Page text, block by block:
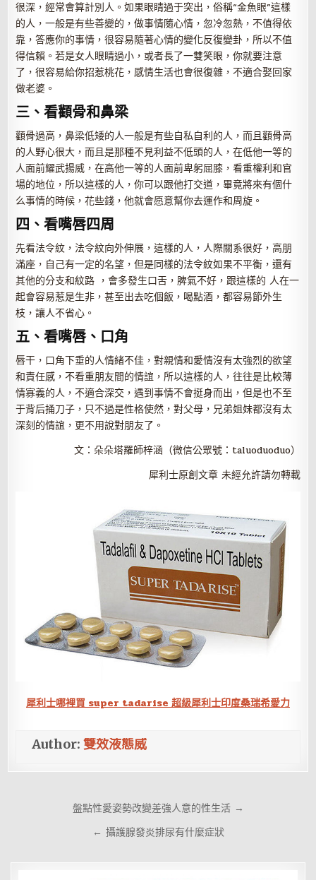
很深，經常會算計別人。如果眼睛過于突出，俗稱“金魚眼”這樣
的人，一般是有些善變的，做事情隨心情，忽冷忽熱，不值得依
靠，答應你的事情，很容易隨著心情的變化反復變卦，所以不值
得信賴。若是女人眼睛過小，或者長了一雙笑眼，你就要注意
了，很容易給你招惹桃花，感情生活也會很復雜，不適合娶回家
做老婆。
三、看顴骨和鼻梁
顴骨過高，鼻梁低矮的人一般是有些自私自利的人，而且顴骨高
的人野心很大，而且是那種不見利益不低頭的人，在低他一等的
人面前耀武揚威，在高他一等的人面前卑躬屈膝，看重權利和官
場的地位，所以這樣的人，你可以跟他打交道，畢竟將來有個什
么事情的時候，花些錢，他就會愿意幫你去運作和周旋。
四、看嘴唇四周
先看法令紋，法令紋向外伸展，這樣的人，人際關系很好，高朋
滿座，自己有一定的名望，但是同樣的法令紋如果不平衡，還有
其他的分支和紋路 ，會多發生口舌，脾氣不好，跟這樣的 人在一
起會容易惹是生非，甚至出去吃個飯，喝點酒，都容易節外生
枝，讓人不省心。
五、看嘴唇、口角
唇干，口角下垂的人情緒不佳，對親情和愛情沒有太強烈的欲望
和責任感，不看重朋友間的情誼，所以這樣的人，往往是比較薄
情寡義的人，不適合深交，遇到事情不會挺身而出，但是也不至
于背后捅刀子，只不過是性格使然，對父母，兄弟姐妹都沒有太
深刻的情誼，更不用說對朋友了。
文：朵朵塔羅師梓涵（微信公眾號：taluoduoduo）
犀利士原創文章 未經允許請勿轉載
犀利士哪裡買 super tadarise 超級犀利士印度桑瑞希愛力
Author:雙效液態威
覽
盤點性愛姿勢改變差強人意的性生活 →
← 攝護腺發炎排尿有什麼症狀